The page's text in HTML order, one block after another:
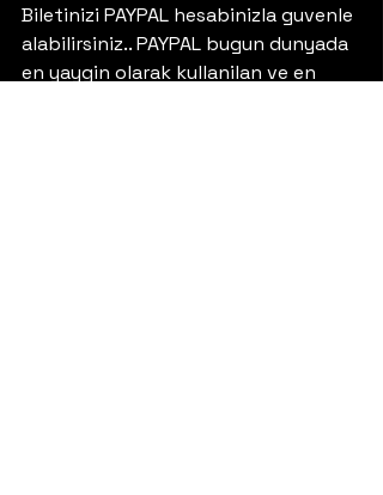
Biletinizi PAYPAL hesabinizla guvenle
alabilirsiniz.. PAYPAL bugun dunyada
en yaygin olarak kullanilan ve en